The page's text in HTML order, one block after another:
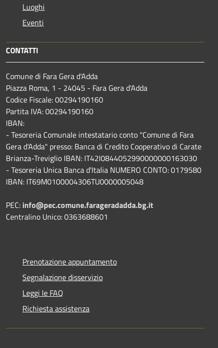
Luoghi
Eventi
CONTATTI
Comune di Fara Gera d'Adda
Piazza Roma, 1 - 24045 - Fara Gera d'Adda
Codice Fiscale: 00294190160
Partita IVA: 00294190160
IBAN:
- Tesoreria Comunale intestatario conto "Comune di Fara
Gera d'Adda" presso: Banca di Credito Cooperativo di Carate
Brianza-Treviglio IBAN: IT42I0844052990000000163030
- Tesoreria Unica Banca d'Italia NUMERO CONTO: 0179580
IBAN: IT69M0100004306TU0000005048
PEC: info@pec.comune.farageradadda.bg.it
Centralino Unico: 0363688601
Prenotazione appuntamento
Segnalazione disservizio
Leggi le FAQ
Richiesta assistenza